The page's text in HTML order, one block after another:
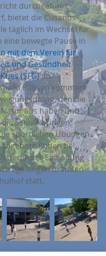
durchgeführt
bietet die Cusanus-
täglich im Wechsel für
eine bewegte Pause in
mit dem Verein für
und Gesundheit
(SFG) an.
Pausen kommen
den die
aus haben und
Schule bringen,
sportlichen Übungen
finden bei
unter Einhaltung
draußen
statt.